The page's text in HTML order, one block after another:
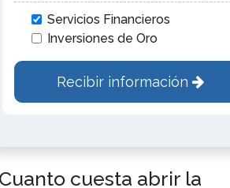
Servicios Financieros
Inversiones de Oro
Recibir información
cuesta abrir la